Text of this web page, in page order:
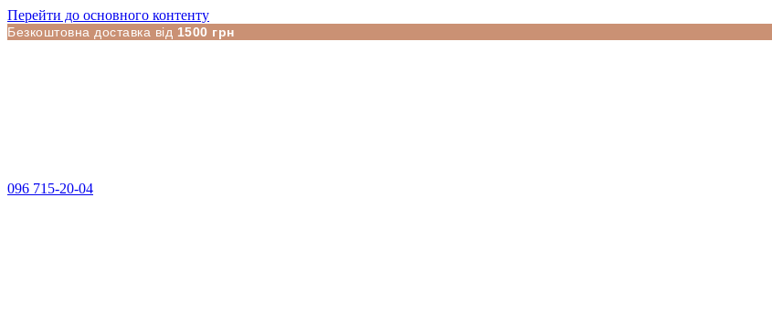
Перейти до основного контенту
Безкоштовна доставка від 1500 грн
096 715-20-04